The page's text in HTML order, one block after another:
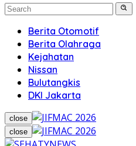
Berita Otomotif
Berita Olahraga
Kejahatan
Nissan
Bulutangkis
DKI Jakarta
close
close